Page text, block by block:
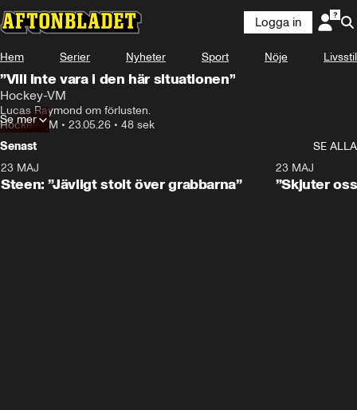
Logga in
Hem Serier Nyheter Sport Nöje Livsstil
”Vill inte vara i den här situationen”
Hockey-VM
Lucas Raymond om förlusten.
Hockey-VM • 23.05.26 • 48 sek
Se mer
Senast
SE ALLA
23 MAJ
Steen: ”Jävligt stolt över grabbarna”
23 MAJ
”Skjuter